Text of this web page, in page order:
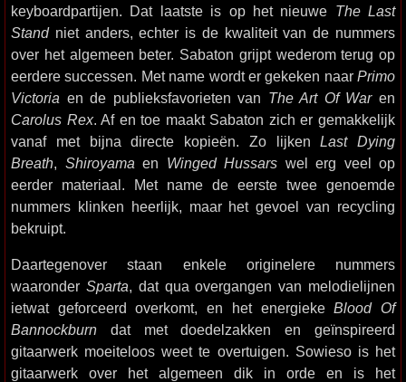
keyboardpartijen. Dat laatste is op het nieuwe The Last
Standniet anders, echter is de kwaliteit van de nummers
over het algemeen beter. Sabaton grijpt wederom terug op
eerdere successen. Met name wordt er gekeken naar Primo
Victoria en de publieksfavorieten van The Art Of Waren
Carolus Rex. Af en toe maakt Sabaton zich er gemakkelijk
vanaf met bijna directe kopieën. Zo lijkenLast Dying
Breath, Shiroyama en Winged Hussars wel erg veel op
eerder materiaal. Met name de eerste twee genoemde
nummers klinken heerlijk, maar het gevoel van recycling
bekruipt.
Daartegenover staan enkele originelere nummers
waaronder Sparta, dat qua overgangen van melodielijnen
ietwat geforceerd overkomt, en het energiekeBlood Of
Bannockburn dat met doedelzakken en geïnspireerd
gitaarwerk moeiteloos weet te overtuigen. Sowieso is het
gitaarwerk over het algemeen dik in orde en is het